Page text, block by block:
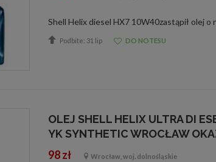
Podbite: 31 lip DO NOTESU
OLEJ SHELL HELIX ULTRA DI
YK SYNTHETIC WROCŁAW
98 zł Wrocław, woj. dolnośląskie